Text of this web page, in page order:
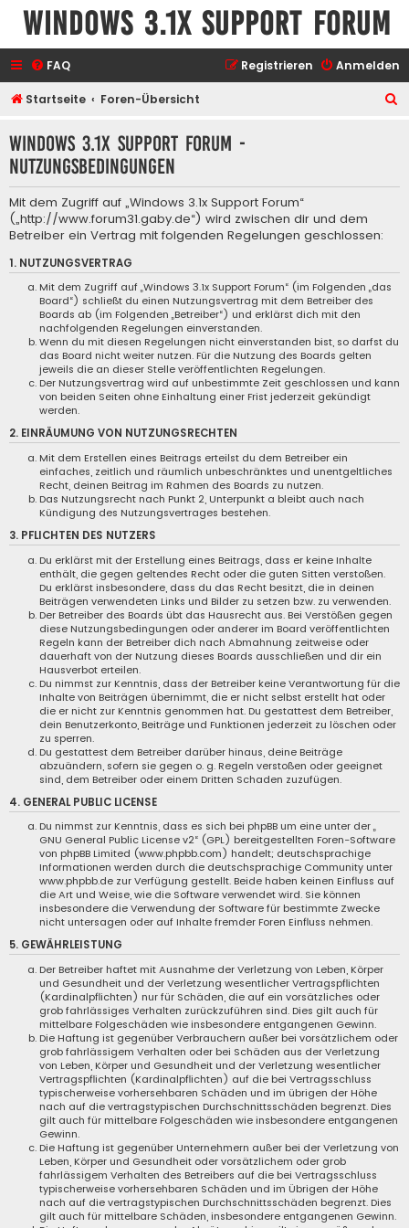
Windows 3.1x Support Forum
FAQ Anmelden
Registrieren
Startseite Foren-Übersicht
Windows 3.1x Support Forum -
Nutzungsbedingungen
Mit dem Zugriff auf „Windows 3.1x Support Forum“
(„http://www.forum31.gaby.de“) wird zwischen dir und dem
Betreiber ein Vertrag mit folgenden Regelungen geschlossen:
1. NUTZUNGSVERTRAG
Mit dem Zugriff auf „Windows 3.1x Support Forum“ (im Folgenden „das
Board“) schließt du einen Nutzungsvertrag mit dem Betreiber des
Boards ab (im Folgenden „Betreiber“) und erklärst dich mit den
nachfolgenden Regelungen einverstanden.
Wenn du mit diesen Regelungen nicht einverstanden bist, so darfst du
das Board nicht weiter nutzen. Für die Nutzung des Boards gelten
jeweils die an dieser Stelle veröffentlichten Regelungen.
Der Nutzungsvertrag wird auf unbestimmte Zeit geschlossen und kann
von beiden Seiten ohne Einhaltung einer Frist jederzeit gekündigt
werden.
2. EINRÄUMUNG VON NUTZUNGSRECHTEN
Mit dem Erstellen eines Beitrags erteilst du dem Betreiber ein
einfaches, zeitlich und räumlich unbeschränktes und unentgeltliches
Recht, deinen Beitrag im Rahmen des Boards zu nutzen.
Das Nutzungsrecht nach Punkt 2, Unterpunkt a bleibt auch nach
Kündigung des Nutzungsvertrages bestehen.
3. PFLICHTEN DES NUTZERS
Du erklärst mit der Erstellung eines Beitrags, dass er keine Inhalte
enthält, die gegen geltendes Recht oder die guten Sitten verstoßen.
Du erklärst insbesondere, dass du das Recht besitzt, die in deinen
Beiträgen verwendeten Links und Bilder zu setzen bzw. zu verwenden.
Der Betreiber des Boards übt das Hausrecht aus. Bei Verstößen gegen
diese Nutzungsbedingungen oder anderer im Board veröffentlichten
Regeln kann der Betreiber dich nach Abmahnung zeitweise oder
dauerhaft von der Nutzung dieses Boards ausschließen und dir ein
Hausverbot erteilen.
Du nimmst zur Kenntnis, dass der Betreiber keine Verantwortung für die
Inhalte von Beiträgen übernimmt, die er nicht selbst erstellt hat oder
die er nicht zur Kenntnis genommen hat. Du gestattest dem Betreiber,
dein Benutzerkonto, Beiträge und Funktionen jederzeit zu löschen oder
zu sperren.
Du gestattest dem Betreiber darüber hinaus, deine Beiträge
abzuändern, sofern sie gegen o. g. Regeln verstoßen oder geeignet
sind, dem Betreiber oder einem Dritten Schaden zuzufügen.
4. GENERAL PUBLIC LICENSE
Du nimmst zur Kenntnis, dass es sich bei phpBB um eine unter der „
GNU General Public License v2“ (GPL) bereitgestellten Foren-Software
von phpBB Limited (www.phpbb.com) handelt; deutschsprachige
Informationen werden durch die deutschsprachige Community unter
www.phpbb.de zur Verfügung gestellt. Beide haben keinen Einfluss auf
die Art und Weise, wie die Software verwendet wird. Sie können
insbesondere die Verwendung der Software für bestimmte Zwecke
nicht untersagen oder auf Inhalte fremder Foren Einfluss nehmen.
5. GEWÄHRLEISTUNG
Der Betreiber haftet mit Ausnahme der Verletzung von Leben, Körper
und Gesundheit und der Verletzung wesentlicher Vertragspflichten
(Kardinalpflichten) nur für Schäden, die auf ein vorsätzliches oder
grob fahrlässiges Verhalten zurückzuführen sind. Dies gilt auch für
mittelbare Folgeschäden wie insbesondere entgangenen Gewinn.
Die Haftung ist gegenüber Verbrauchern außer bei vorsätzlichem oder
grob fahrlässigem Verhalten oder bei Schäden aus der Verletzung
von Leben, Körper und Gesundheit und der Verletzung wesentlicher
Vertragspflichten (Kardinalpflichten) auf die bei Vertragsschluss
typischerweise vorhersehbaren Schäden und im übrigen der Höhe
nach auf die vertragstypischen Durchschnittsschäden begrenzt. Dies
gilt auch für mittelbare Folgeschäden wie insbesondere entgangenen
Gewinn.
Die Haftung ist gegenüber Unternehmern außer bei der Verletzung von
Leben, Körper und Gesundheit oder vorsätzlichem oder grob
fahrlässigem Verhalten des Betreibers auf die bei Vertragsschluss
typischerweise vorhersehbaren Schäden und im Übrigen der Höhe
nach auf die vertragstypischen Durchschnittsschäden begrenzt. Dies
gilt auch für mittelbare Schäden, insbesondere entgangenen Gewinn.